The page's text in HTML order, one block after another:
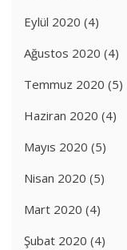
Eylül 2020 (4)
Ağustos 2020 (4)
Temmuz 2020 (5)
Haziran 2020 (4)
Mayıs 2020 (5)
Nisan 2020 (5)
Mart 2020 (4)
Şubat 2020 (4)